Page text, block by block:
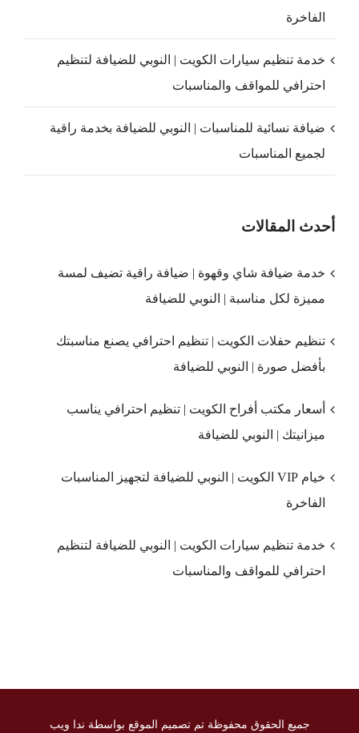
الفاخرة
خدمة تنظيم سيارات الكويت | النوبي للضيافة لتنظيم
احترافي للمواقف والمناسبات
ضيافة نسائية للمناسبات | النوبي للضيافة بخدمة راقية
لجميع المناسبات
أحدث المقالات
خدمة ضيافة شاي وقهوة | ضيافة راقية تضيف لمسة
مميزة لكل مناسبة | النوبي للضيافة
تنظيم حفلات الكويت | تنظيم احترافي يصنع مناسبتك
بأفضل صورة | النوبي للضيافة
أسعار مكتب أفراح الكويت | تنظيم احترافي يناسب
ميزانيتك | النوبي للضيافة
خيام VIP الكويت | النوبي للضيافة لتجهيز المناسبات
الفاخرة
خدمة تنظيم سيارات الكويت | النوبي للضيافة لتنظيم
احترافي للمواقف والمناسبات
جميع الحقوق محفوظة تم تصميم الموقع بواسطة ندا ويب